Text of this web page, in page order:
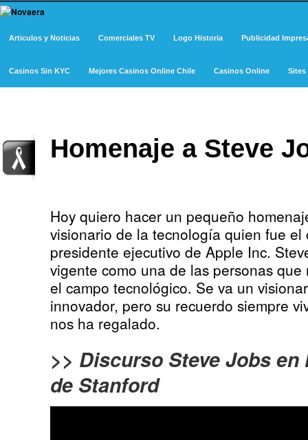
Articulos y Noticias Comerciales TV Logo Historia Publicidad
Casinos Sin KYC Mejores Casinos Online Chile Casinos Online Sites
Homenaje a Steve
Hoy quiero hacer un pequeño
visionario de la tecnología quien fue el
presidente ejecutivo de Apple Inc.
vigente como una de las personas
el campo tecnológico. Se va un
innovador, pero su recuerdo siempre
nos ha regalado.
>> Discurso Steve Jobs
de Stanford